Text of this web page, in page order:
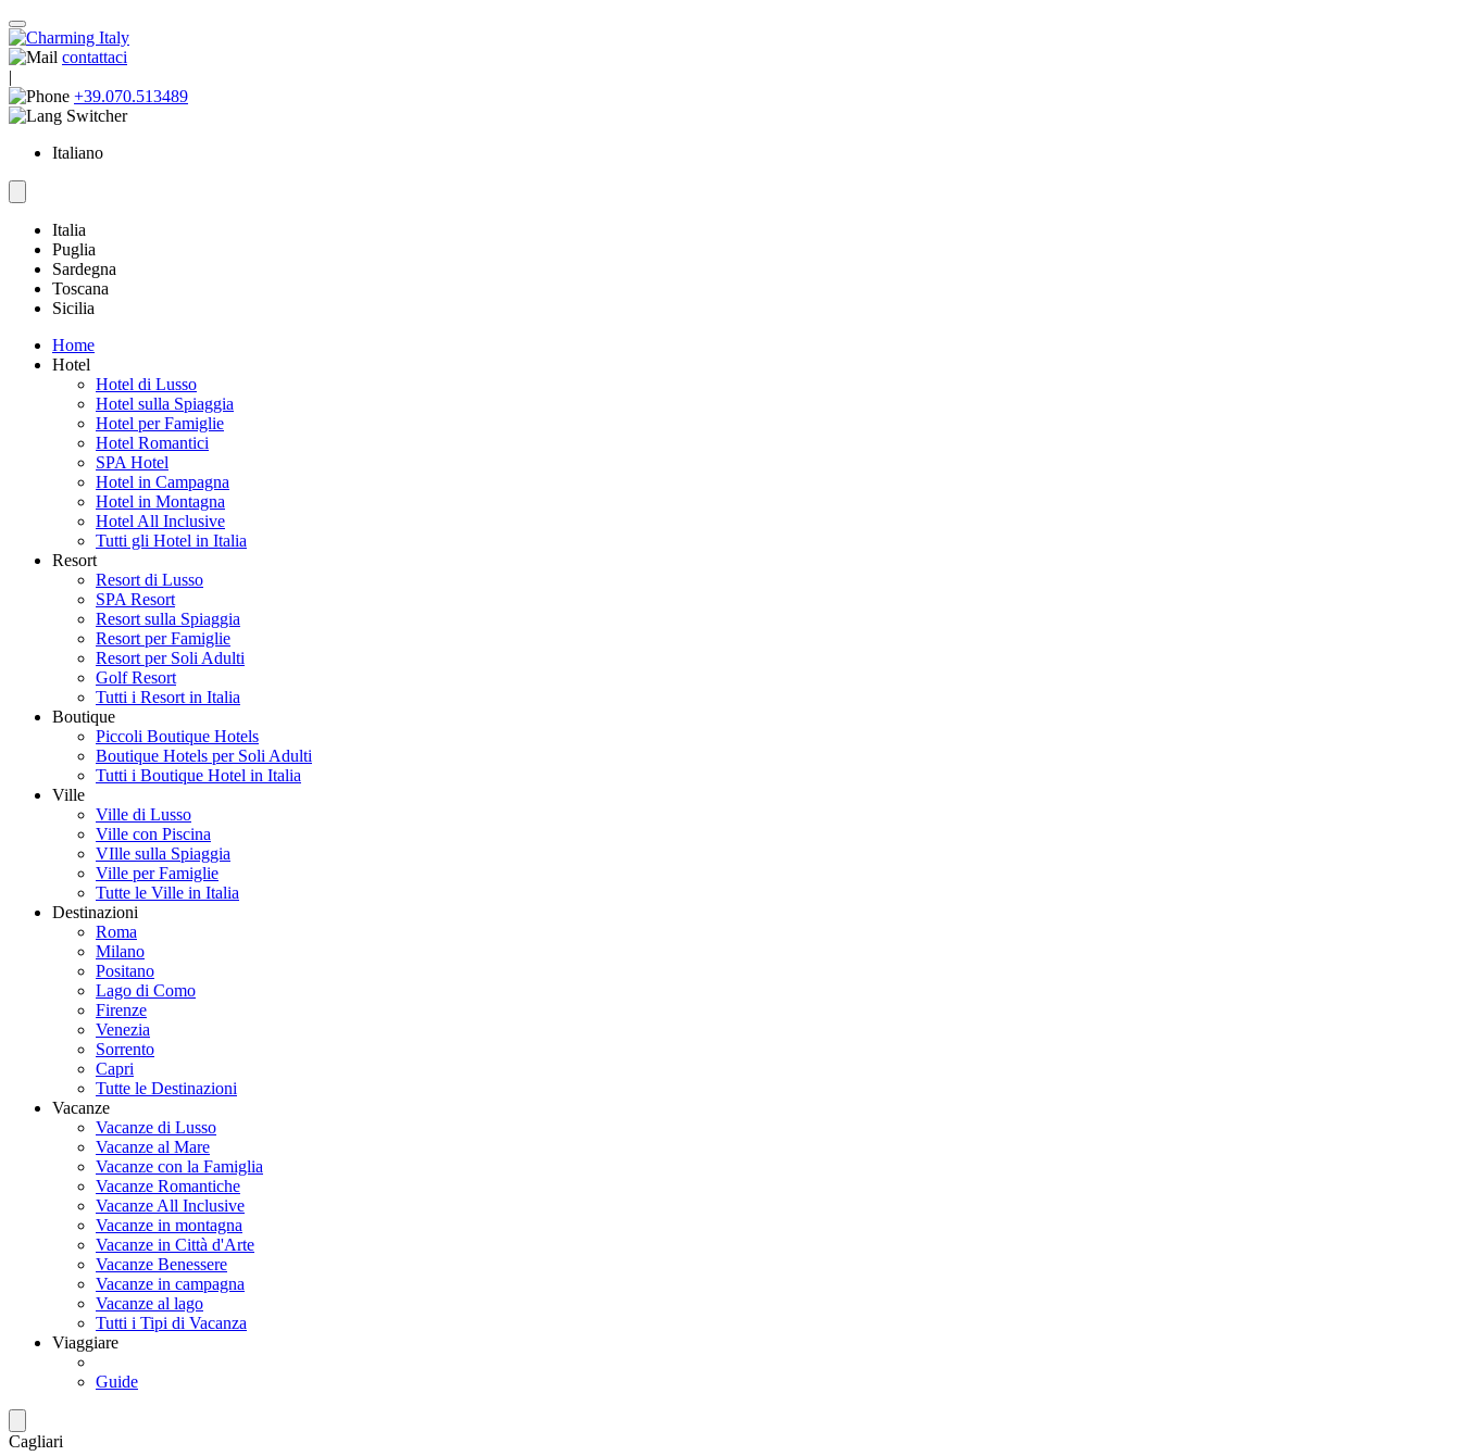
contattaci
|
+39.070.513489
Italiano
Italia
Puglia
Sardegna
Toscana
Sicilia
Home
Hotel
Hotel di Lusso
Hotel sulla Spiaggia
Hotel per Famiglie
Hotel Romantici
SPA Hotel
Hotel in Campagna
Hotel in Montagna
Hotel All Inclusive
Tutti gli Hotel in Italia
Resort
Resort di Lusso
SPA Resort
Resort sulla Spiaggia
Resort per Famiglie
Resort per Soli Adulti
Golf Resort
Tutti i Resort in Italia
Boutique
Piccoli Boutique Hotels
Boutique Hotels per Soli Adulti
Tutti i Boutique Hotel in Italia
Ville
Ville di Lusso
Ville con Piscina
VIlle sulla Spiaggia
Ville per Famiglie
Tutte le Ville in Italia
Destinazioni
Roma
Milano
Positano
Lago di Como
Firenze
Venezia
Sorrento
Capri
Tutte le Destinazioni
Vacanze
Vacanze di Lusso
Vacanze al Mare
Vacanze con la Famiglia
Vacanze Romantiche
Vacanze All Inclusive
Vacanze in montagna
Vacanze in Città d'Arte
Vacanze Benessere
Vacanze in campagna
Vacanze al lago
Tutti i Tipi di Vacanza
Viaggiare
Guide
Cagliari